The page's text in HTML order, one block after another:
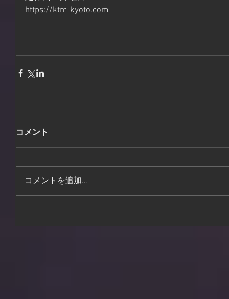
https://ktm-kyoto.com
コメント
コメントを追加…